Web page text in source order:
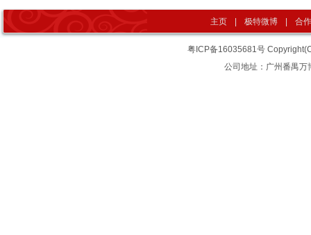
主页 极特微博 合
粤ICP备16035681号
公司地址：广州番禺